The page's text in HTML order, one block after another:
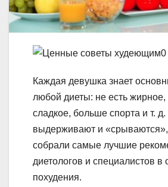
Каждая девушка знает
любой диеты: не есть жирное,
сладкое, больше спорта и т.
выдерживают и
собрали самые лучшие
диетологов и специалистов в
похудения.